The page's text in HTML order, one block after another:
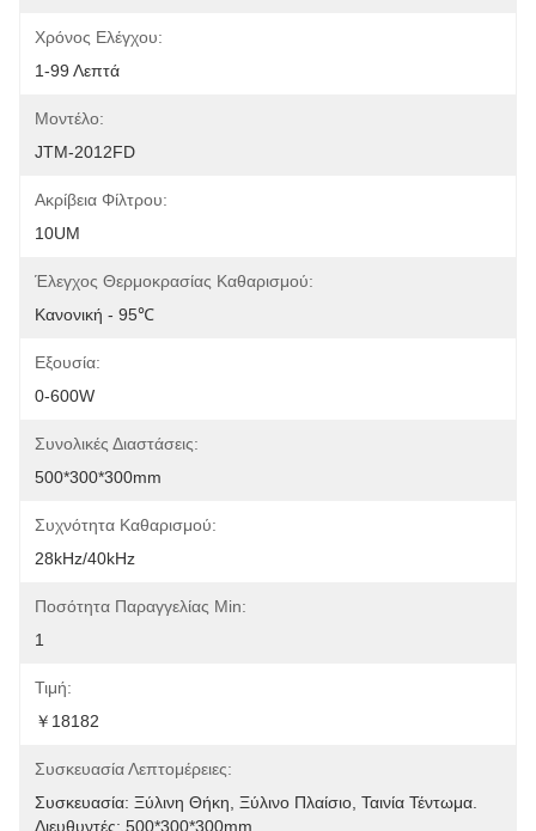
Χρόνος Ελέγχου:
1-99 Λεπτά
Μοντέλο:
JTM-2012FD
Ακρίβεια Φίλτρου:
10UM
Έλεγχος Θερμοκρασίας Καθαρισμού:
Κανονική - 95℃
Εξουσία:
0-600W
Συνολικές Διαστάσεις:
500*300*300mm
Συχνότητα Καθαρισμού:
28kHz/40kHz
Ποσότητα Παραγγελίας Min:
1
Τιμή:
￥18182
Συσκευασία Λεπτομέρειες:
Συσκευασία: Ξύλινη Θήκη, Ξύλινο Πλαίσιο, Ταινία Τέντωμα.
Διευθυντές: 500*300*300mm